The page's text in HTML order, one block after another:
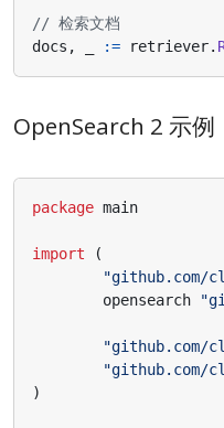
// 检索文档
docs , := retriever.
OpenSearch 2 示例
package main
import
(
"github.com/
opensearch
"github.com/
"github.com/
)